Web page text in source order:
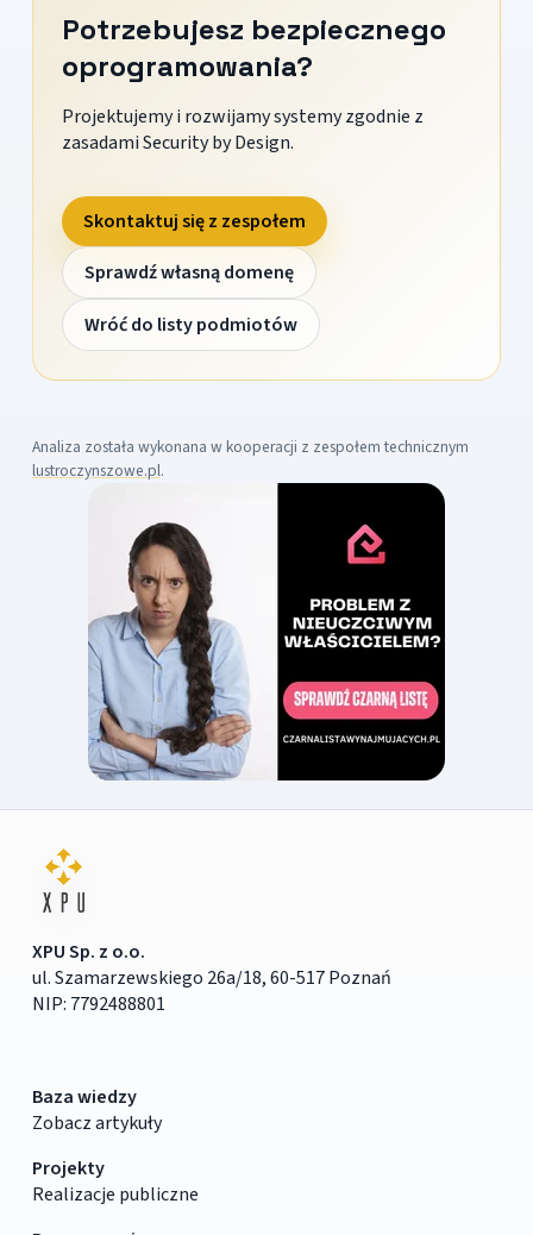
Potrzebujesz bezpiecznego
oprogramowania?
Projektujemy i rozwijamy systemy zgodnie z
zasadami Security by Design.
Skontaktuj się z zespołem
Sprawdź własną domenę
Wróć do listy podmiotów
Analiza została wykonana w kooperacji z zespołem technicznym
lustroczynszowe.pl.
XPU Sp. z o.o.
ul. Szamarzewskiego 26a/18, 60-517 Poznań
NIP: 7792488801
Baza wiedzy
Zobacz artykuły
Projekty
Realizacje publiczne